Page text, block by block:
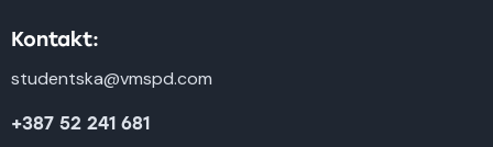
Kontakt:
studentska@vmspd.com
+387 52 241 681